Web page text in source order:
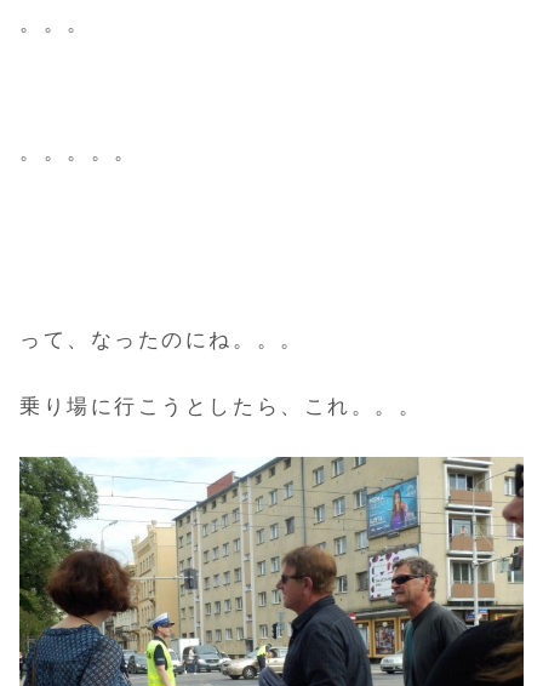
。。。
。。。。。
って、なったのにね。。。
乗り場に行こうとしたら、これ。。。